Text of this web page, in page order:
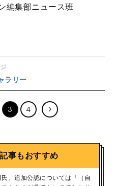
編集部ニュース班
ラリー
3 4
事もおすすめ
、追加公認については「（自